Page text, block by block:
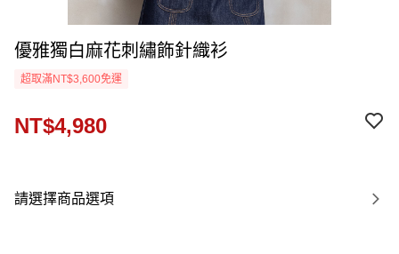
優雅獨白麻花刺繡飾針織衫
超取滿NT$3,600免運
NT$4,980
請選擇商品選項